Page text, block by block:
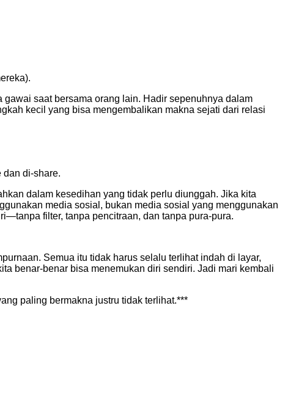
saat bersama orang lain. Hadir sepenuhnya dalam
kecil yang bisa mengembalikan makna sejati dari relasi
dan di-share.
dalam kesedihan yang tidak perlu diunggah. Jika kita
media sosial, bukan media sosial yang menggunakan
filter, tanpa pencitraan, dan tanpa pura-pura.
Semua itu tidak harus selalu terlihat indah di layar,
benar-benar bisa menemukan diri sendiri. Jadi mari kembali
paling bermakna justru tidak terlihat.***